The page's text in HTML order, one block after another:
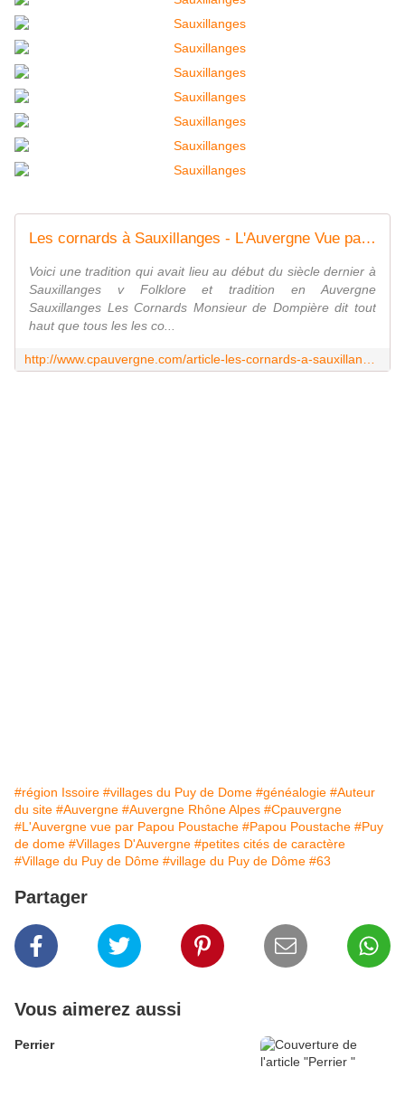
Les cornards à Sauxillanges - L'Auvergne Vue par Papou Poustache
Voici une tradition qui avait lieu au début du siècle dernier à
Sauxillanges v Folklore et tradition en Auvergne
Sauxillanges Les Cornards Monsieur de Dompière dit tout
haut que tous les les co...
http://www.cpauvergne.com/article-les-cornards-a-sauxillanges-118269199.html
#région Issoire #villages du Puy de Dome #généalogie #Auteur
du site #Auvergne #Auvergne Rhône Alpes #Cpauvergne
#L'Auvergne vue par Papou Poustache #Papou Poustache #Puy
de dome #Villages D'Auvergne #petites cités de caractère
#Village du Puy de Dôme #village du Puy de Dôme #63
Partager
Vous aimerez aussi
Perrier